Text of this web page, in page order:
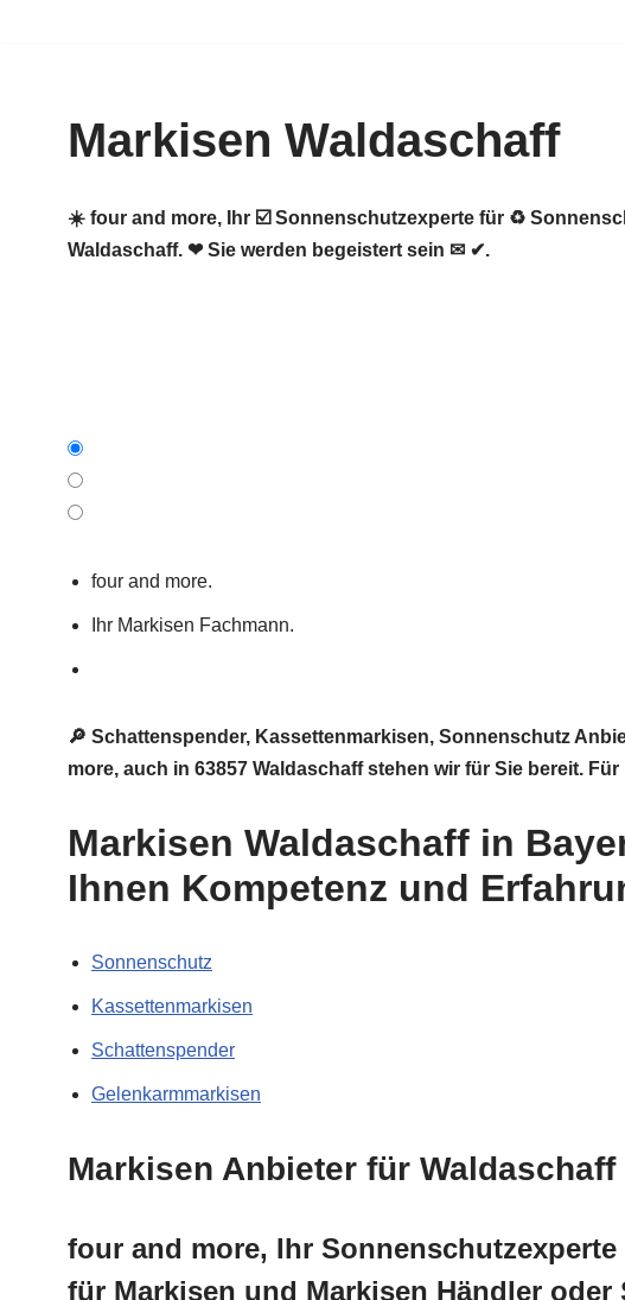
springenMarkisen Waldaschaff
☀️ four and more, Ihr ☑️ Sonnenschutzexperte für ♻
Waldaschaff. ❤ Sie werden begeistert sein ✉ ✔.
four and more.
Ihr Markisen Fachmann.
🔎 Schattenspender, Kassettenmarkisen, Sonnenschutz
more, auch in 63857 Waldaschaff stehen wir für Sie bereit.
Markisen Waldaschaff in
Ihnen Kompetenz und
Sonnenschutz
Kassettenmarkisen
Schattenspender
Gelenkarmmarkisen
Markisen Anbieter für
four and more, Ihr
für Markisen und Markisen Händler